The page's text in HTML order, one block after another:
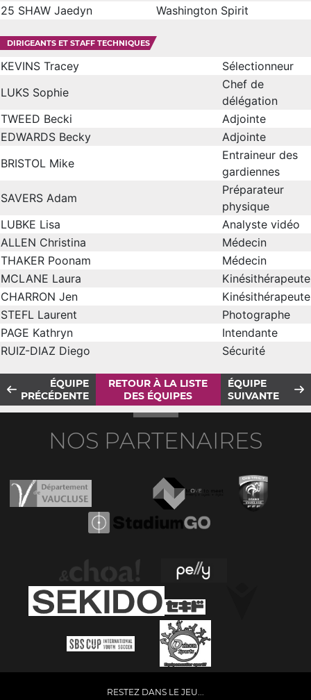
25 SHAW Jaedyn Washington Spirit
DIRIGEANTS ET STAFF TECHNIQUES
KEVINS Tracey
Sélectionneur
LUKS Sophie
Chef de
délégation
TWEED Becki
Adjointe
EDWARDS Becky
Adjointe
BRISTOL Mike
Entraineur des
gardiennes
SAVERS Adam
Préparateur
physique
LUBKE Lisa
Analyste vidéo
ALLEN Christina
Médecin
THAKER Poonam
Médecin
MCLANE Laura
Kinésithérapeute
CHARRON Jen
Kinésithérapeute
STEFL Laurent
Photographe
PAGE Kathryn
Intendante
RUIZ-DIAZ Diego
Sécurité
ÉQUIPE
PRÉCÉDENTE
RETOUR À LA LISTE
DES ÉQUIPES
ÉQUIPE
SUIVANTE
NOS PARTENAIRES
RESTEZ DANS LE JEU...